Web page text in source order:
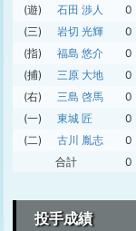
(遊)
石田 渉人 0
(三)
岩切 光輝 0
(指)
福島 悠介 0
(捕)
三原 大地 0
(右)
三島 啓馬 0
(一)
東城 匠 0
(二)
古川 胤志 0
合計
0
投手成績